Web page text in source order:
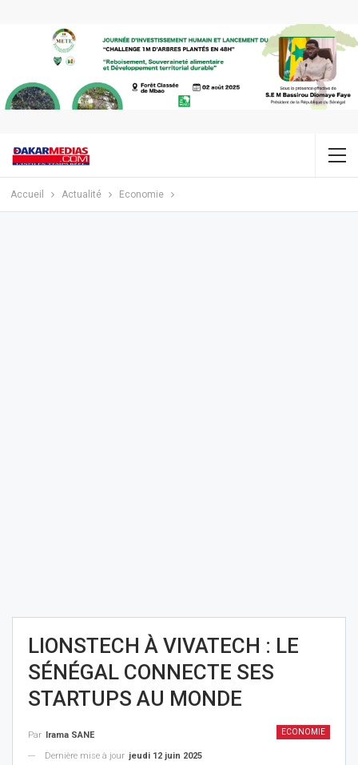
Accueil Actualité Economie
LIONSTECH À VIVATECH : LE
SÉNÉGAL CONNECTE SES
STARTUPS AU MONDE
ECONOMIE
Par Irama SANE
Dernière mise à jour jeudi 12 juin 2025